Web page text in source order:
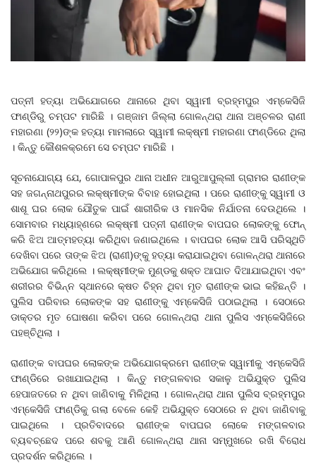
ପତ୍ନୀ ହତ୍ୟା ଅଭିଯୋଗରେ ଥାନାରେ ଥିବା ସ୍ୱାମୀ ବ୍ରହ୍ମପୁର ଏମ୍‌କେସିଜି
ଫାଣ୍ଡିରୁ ଚମ୍ପଟ ମାରିଛି । ଗଞ୍ଜାମ ଜିଲ୍ଲା ଗୋଳନ୍ଥରା ଥାନା ଅଞ୍ଚଳର ରାଣୀ
ମହାରଣା (୨୨)ଙ୍କ ହତ୍ୟା ମାମଲାରେ ସ୍ୱାମୀ ଲକ୍ଷ୍ମୀ ମହାରଣା ଫାଣ୍ଡିରେ ଥିଲା
। କିନ୍ତୁ କୌଶଳକ୍ରମେ ସେ ଚମ୍ପଟ ମାରିଛି ।
ସୂଚନାଯୋଗ୍ୟ ଯେ, ଗୋପାଳପୁର ଥାନା ଅଧୀନ ଆରୁଆପୁଲ୍ଲୀ ଗ୍ରାମର ରାଣୀଙ୍କ
ସହ ଜଗନ୍ନାଥପୁରର ଲକ୍ଷ୍ମୀଙ୍କ ବିବାହ ହୋଇଥିଲା । ପରେ ରାଣୀଙ୍କୁ ସ୍ୱାମୀ ଓ
ଶାଶୂ ଘର ଲୋକ ଯୌତୁକ ପାଇଁ ଶାରୀରିକ ଓ ମାନସିକ ନିର୍ଯାତନା ଦେଉଥିଲେ ।
ସୋମବାର ମଧ୍ୟାହ୍ଣରେ ଲକ୍ଷ୍ମୀ ପତ୍ନୀ ରାଣୀଙ୍କ ବାପଘର ଲୋକଙ୍କୁ ଫୋନ୍
କରି ଝିଅ ଆତ୍ମହତ୍ୟା କରିଥିବା ଜଣାଇଥିଲେ । ବାପଘର ଲୋକ ଆସି ପରିସ୍ଥିତି
ଦେଖିବା ପରେ ତାଙ୍କ ଝିଅ (ରାଣୀ)ଙ୍କୁ ହତ୍ୟା କରାଯାଇଥିବା ଗୋଳନ୍ଥରା ଥାନାରେ
ଅଭିଯୋଗ କରିଥିଲେ । ଲକ୍ଷ୍ମୀଙ୍କ ମୁଣ୍ଡକୁ ଶକ୍ତ ଆଘାତ ଦିଆଯାଇଥିବା ଏବଂ
ଶରୀରର ବିଭିନ୍ନ ସ୍ଥାନରେ କ୍ଷତ ଚିହ୍ନ ଥିବା ମୃତ ରାଣୀଙ୍କ ଭାଇ କହିଛନ୍ତି ।
ପୁଲିସ ପରିବାର ଲୋକଙ୍କ ସହ ରାଣୀଙ୍କୁ ଏମ୍‌କେସିଜି ପଠାଇଥିଲା । ସେଠାରେ
ଡାକ୍ତର ମୃତ ଘୋଷଣା କରିବା ପରେ ଗୋଳନ୍ଥରା ଥାନା ପୁଲିସ ଏମ୍‌କେସିଜିରେ
ପହଞ୍ଚିଥିଲା ।
ରାଣୀଙ୍କ ବାପଘର ଲୋକଙ୍କ ଅଭିଯୋଗକ୍ରମେ ରାଣୀଙ୍କ ସ୍ୱାମୀକୁ ଏମ୍‌କେସିଜି
ଫାଣ୍ଡିରେ ରଖାଯାଇଥିଲା । କିନ୍ତୁ ମଙ୍ଗଳବାର ସକାଳୁ ଅଭିଯୁକ୍ତ ପୁଲିସ
ହେପାଜତରେ ନ ଥିବା ଜାଣିବାକୁ ମିଳିଥିଲା । ଗୋଳନ୍ଥରା ଥାନା ପୁଲିସ ବ୍ରହ୍ମପୁର
ଏମ୍‌କେସିଜି ଫାଣ୍ଡିକୁ ଗଲା ବେଳେ କେହି ଅଭିଯୁକ୍ତ ସେଠାରେ ନ ଥିବା ଜାଣିବାକୁ
ପାଇଥିଲେ । ପ୍ରତିବାଦରେ ରାଣୀଙ୍କ ବାପଘର ଲୋକେ ମଙ୍ଗଳବାର
ବ୍ୟବଚ୍ଛେଦ ପରେ ଶବକୁ ଆଣି ଗୋଳନ୍ଥରା ଥାନା ସମ୍ମୁଖରେ ରଖି ବିରୋଧ
ପ୍ରଦର୍ଶନ କରିଥିଲେ ।